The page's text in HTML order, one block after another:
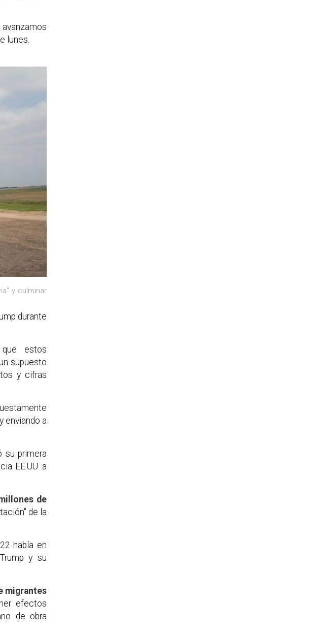
lunes.
y culminar
durante
que estos
supuesto
y cifras
enviando a
su primera
EE.UU. a
de
de la
había en
y su
migrantes
efectos
de obra